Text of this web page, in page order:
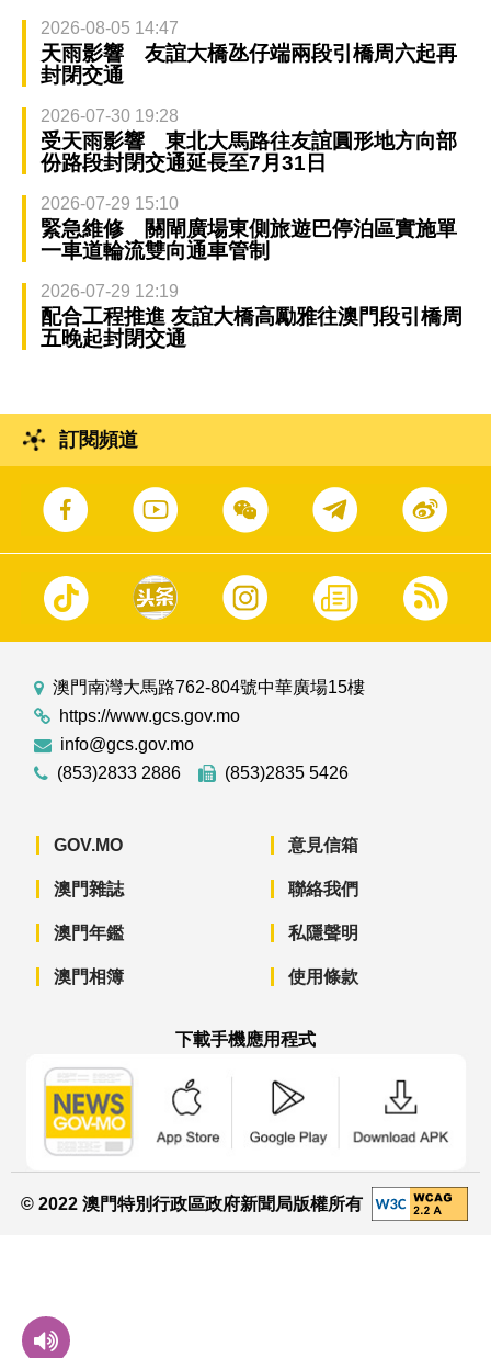
2026-08-05 14:47
天雨影響 友誼大橋氹仔端兩段引橋周六起再
封閉交通
2026-07-30 19:28
受天雨影響 東北大馬路往友誼圓形地方向部
份路段封閉交通延長至7月31日
2026-07-29 15:10
緊急維修 關閘廣場東側旅遊巴停泊區實施單
一車道輪流雙向通車管制
2026-07-29 12:19
配合工程推進 友誼大橋高勵雅往澳門段引橋周
五晚起封閉交通
訂閱頻道
澳門南灣大馬路762-804號中華廣場15樓
https://www.gcs.gov.mo
info@gcs.gov.mo
(853)2833 2886
(853)2835 5426
GOV.MO
澳門雜誌
澳門年鑑
澳門相簿
意見信箱
聯絡我們
私隱聲明
使用條款
下載手機應用程式
© 2022 澳門特別行政區政府新聞局版權所有